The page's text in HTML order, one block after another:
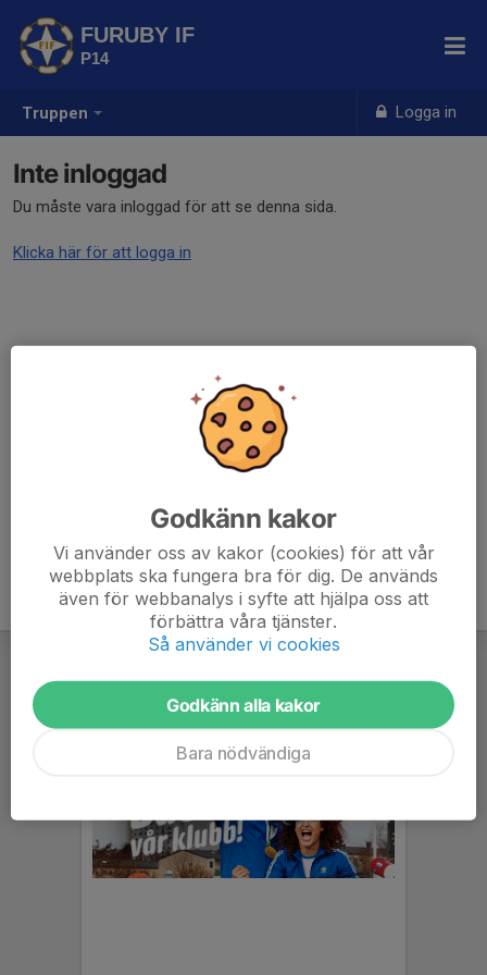
Truppen Logga in
FURUBY IF
P14
Inte inloggad
Du måste vara inloggad för att se denna sida.
Klicka här för att logga in
Godkänn kakor
Vi använder oss av kakor (cookies) för att vår
webbplats ska fungera bra för dig. De används
även för webbanalys i syfte att hjälpa oss att
förbättra våra tjänster.
Så använder vi cookies
Godkänn alla kakor
Bara nödvändiga